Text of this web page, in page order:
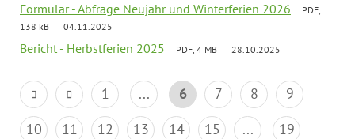
Formular - Abfrage Neujahr und Winterferien 2026
PDF,
138 kB
04.11.2025
Bericht - Herbstferien 2025 PDF, 4 MB 28.10.2025
1 ... 6 7 8
9
10
11 12 13 14 15 ... 19